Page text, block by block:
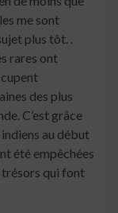
me sont
plus tôt. .
rares ont
des plus
C’est grâce
au début
été empêchées
trésors qui font